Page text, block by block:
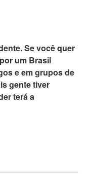
Se você quer
um Brasil
e em grupos de
gente tiver
terá a